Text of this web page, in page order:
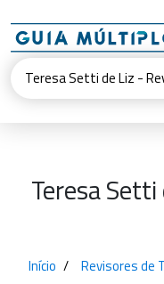
Teresa
Início
Revisores de